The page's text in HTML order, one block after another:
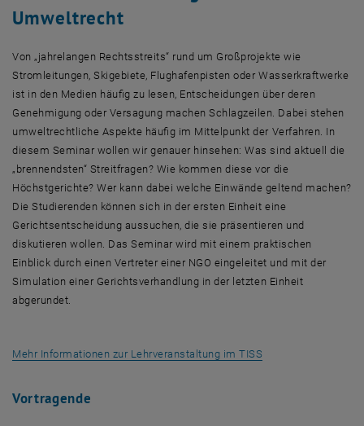
Umweltrecht
Von „jahrelangen Rechtsstreits“ rund um Großprojekte wie
Stromleitungen, Skigebiete, Flughafenpisten oder Wasserkraftwerke
ist in den Medien häufig zu lesen, Entscheidungen über deren
Genehmigung oder Versagung machen Schlagzeilen. Dabei stehen
umweltrechtliche Aspekte häufig im Mittelpunkt der Verfahren. In
diesem Seminar wollen wir genauer hinsehen: Was sind aktuell die
„brennendsten“ Streitfragen? Wie kommen diese vor die
Höchstgerichte? Wer kann dabei welche Einwände geltend machen?
Die Studierenden können sich in der ersten Einheit eine
Gerichtsentscheidung aussuchen, die sie präsentieren und
diskutieren wollen. Das Seminar wird mit einem praktischen
Einblick durch einen Vertreter einer NGO eingeleitet und mit der
Simulation einer Gerichtsverhandlung in der letzten Einheit
abgerundet.
Mehr Informationen zur Lehrveranstaltung im TISS
Vortragende